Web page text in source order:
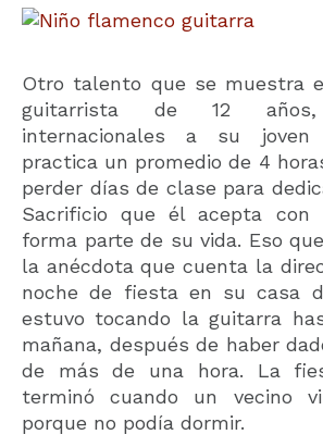
Otro talento que se muestra
guitarrista de 12
internacionales a su joven
practica un promedio de 4
perder días de clase para
Sacrificio que él acepta con
forma parte de su vida. Eso
la anécdota que cuenta la
noche de fiesta en su casa
estuvo tocando la guitarra
mañana, después de haber
de más de una hora. La
terminó cuando un vecino
porque no podía dormir.